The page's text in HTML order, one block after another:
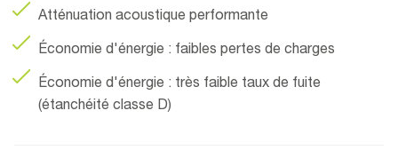
Atténuation acoustique performante
Économie d'énergie : faibles pertes de charges
Économie d'énergie : très faible taux de fuite
(étanchéité classe D)